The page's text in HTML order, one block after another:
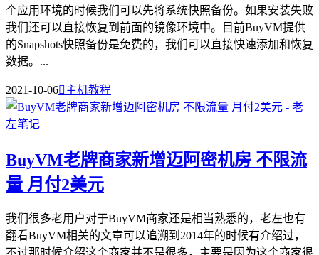
个应用环境的时候我们可以先将系统快照备份。如果安装失败
我们还可以直接恢复到前面的镜像环境中。目前BuyVM提供
的Snapshots快照备份是免费的，我们可以直接快速添加和恢复
数据。...
2021-10-06主机教程
BuyVM老牌商家新增迈阿密机房 不限流
量 月付2美元
我们很多老用户对于BuyVM商家还是相当熟悉的，老左也有
翻看BuyVM相关的文章可以追溯到2014年的时候有介绍过，